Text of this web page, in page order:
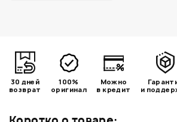
30 дней
возврат
100%
оригинал
Можно
в кредит
и